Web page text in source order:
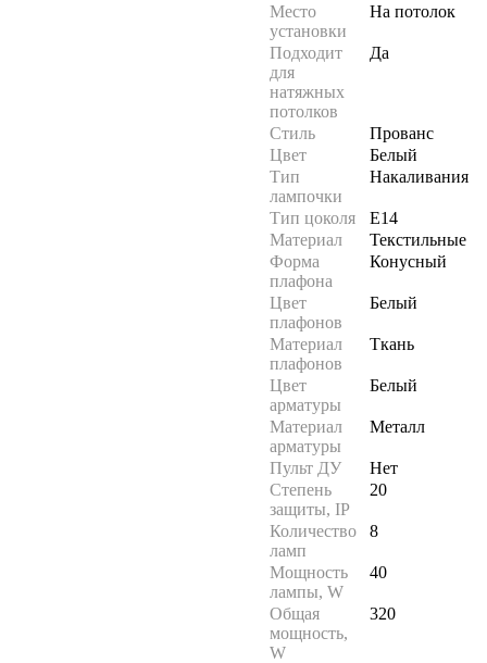
Место
установки
На потолок
Подходит
для
натяжных
потолков
Да
Стиль
Прованс
Цвет
Белый
Тип
лампочки
Накаливания
Тип цоколя
E14
Материал
Текстильные
Форма
плафона
Конусный
Цвет
плафонов
Белый
Материал
плафонов
Ткань
Цвет
арматуры
Белый
Материал
арматуры
Металл
Пульт ДУ
Нет
Степень
защиты, IP
20
Количество
ламп
8
Мощность
лампы, W
40
Общая
мощность,
W
320